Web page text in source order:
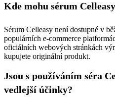
Kde mohu sérum
Sérum Celleasy není dostupné v
populárních e-commerce
oficiálních webových stránkách
kupujete originální produkt.
Jsou s používáním séra
vedlejší účinky?